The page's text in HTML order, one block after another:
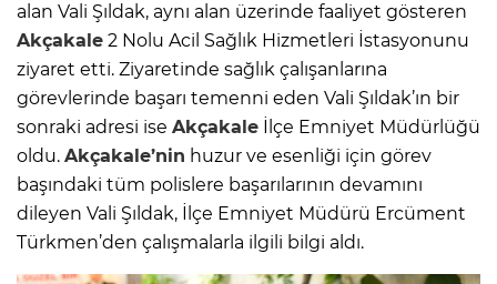
alan Vali Şıldak, aynı alan üzerinde faaliyet gösteren
Akçakale 2 Nolu Acil Sağlık Hizmetleri İstasyonunu
ziyaret etti. Ziyaretinde sağlık çalışanlarına
görevlerinde başarı temenni eden Vali Şıldak’ın bir
sonraki adresi ise Akçakale İlçe Emniyet Müdürlüğü
oldu. Akçakale’nin huzur ve esenliği için görev
başındaki tüm polislere başarılarının devamını
dileyen Vali Şıldak, İlçe Emniyet Müdürü Ercüment
Türkmen’den çalışmalarla ilgili bilgi aldı.